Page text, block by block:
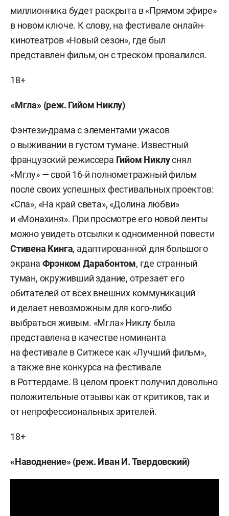
миллионника будет раскрыта в «Прямом эфире»
в новом ключе. К слову, на фестивале онлайн-
кинотеатров «Новый сезон», где был
представлен фильм, он с треском провалился.
18+
«Мгла» (реж. Гийом Никлу)
Фэнтези-драма с элементами ужасов
о выживании в густом тумане. Известный
французский режиссера Гийом Никлуснял
«Мглу» — свой 16-й полнометражный фильм
после своих успешных фестивальных проектов:
«Спа», «На край света», «Долина любви»
и «Монахиня». При просмотре его новой ленты
можно увидеть отсылки к одноименной повести
Стивена Кинга, адаптированной для большого
экрана Фрэнком Дарабонтом, где странный
туман, окруживший здание, отрезает его
обитателей от всех внешних коммуникаций
и делает невозможным для кого-либо
выбраться живым. «Мгла» Никлу была
представлена в качестве номинанта
на фестивале в Ситжесе как «Лучший фильм»,
а также вне конкурса на фестивале
в Роттердаме. В целом проект получил довольно
положительные отзывы как от критиков, так и
от непрофессиональных зрителей.
18+
«Наводнение» (реж. Иван И. Твердовский)